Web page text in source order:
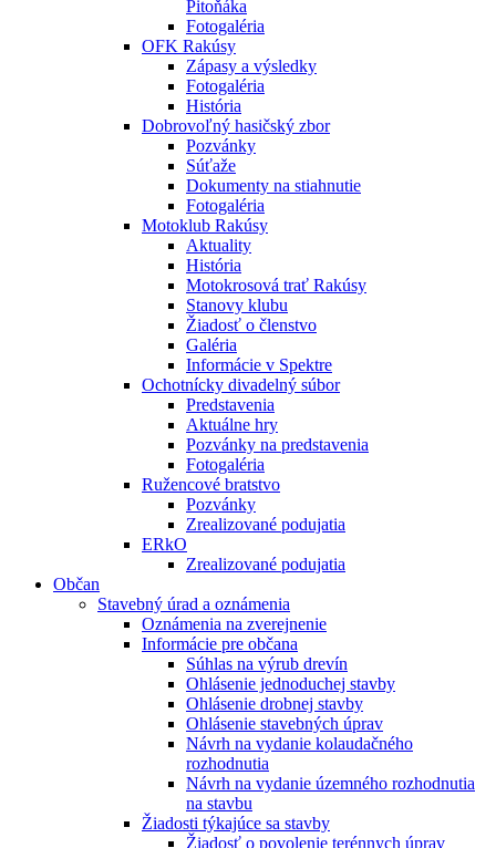
Pitoňáka
Fotogaléria
OFK Rakúsy
Zápasy a výsledky
Fotogaléria
História
Dobrovoľný hasičský zbor
Pozvánky
Súťaže
Dokumenty na stiahnutie
Fotogaléria
Motoklub Rakúsy
Aktuality
História
Motokrosová trať Rakúsy
Stanovy klubu
Žiadosť o členstvo
Galéria
Informácie v Spektre
Ochotnícky divadelný súbor
Predstavenia
Aktuálne hry
Pozvánky na predstavenia
Fotogaléria
Ružencové bratstvo
Pozvánky
Zrealizované podujatia
ERkO
Zrealizované podujatia
Občan
Stavebný úrad a oznámenia
Oznámenia na zverejnenie
Informácie pre občana
Súhlas na výrub drevín
Ohlásenie jednoduchej stavby
Ohlásenie drobnej stavby
Ohlásenie stavebných úprav
Návrh na vydanie kolaudačného
rozhodnutia
Návrh na vydanie územného rozhodnutia
na stavbu
Žiadosti týkajúce sa stavby
Žiadosť o povolenie terénnych úprav